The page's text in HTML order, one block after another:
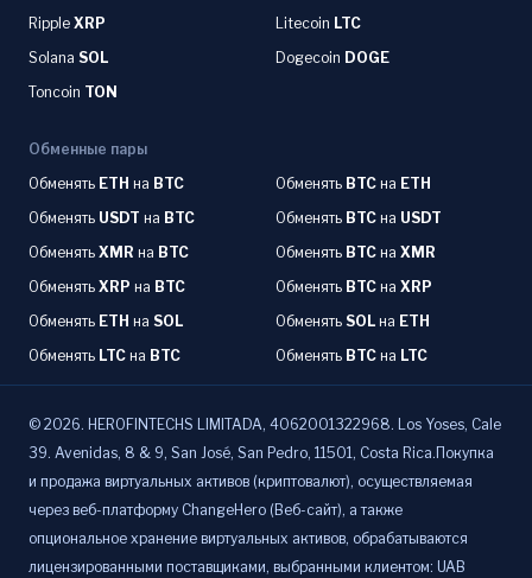
Ripple XRP Litecoin LTC
Solana SOL Dogecoin DOGE
Toncoin TON
Обменные пары
Обменять ETH на BTC Обменять BTC на ETH
Обменять USDT на BTC Обменять BTC на USDT
Обменять XMR на BTC Обменять BTC на XMR
Обменять XRP на BTC Обменять BTC на XRP
Обменять ETH на SOL Обменять SOL на ETH
Обменять LTC на BTC Обменять BTC на LTC
© 2026. HEROFINTECHS LIMITADA, 4062001322968. Los Yoses, Cale
39. Avenidas, 8 & 9, San José, San Pedro, 11501, Costa Rica.Покупка
и продажа виртуальных активов (криптовалют), осуществляемая
через веб-платформу ChangeHero (Веб-сайт), а также
опциональное хранение виртуальных активов, обрабатываются
лицензированными поставщиками, выбранными клиентом: UAB